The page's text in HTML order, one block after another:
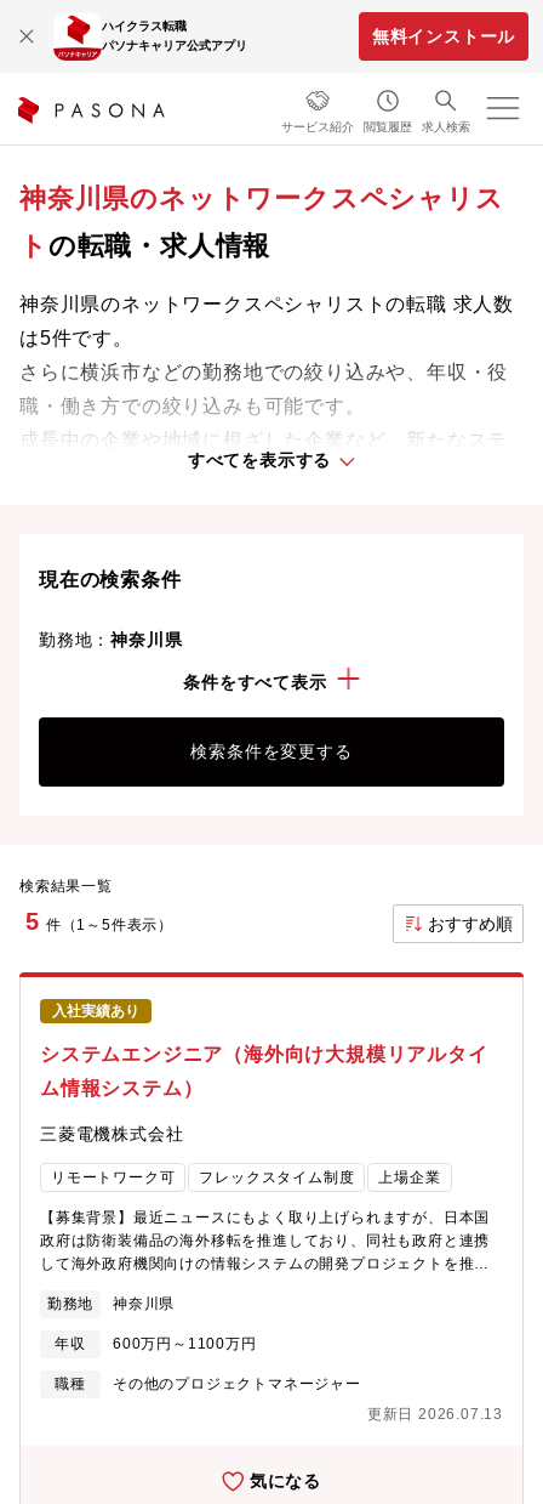
ハイクラス転職
パソナキャリア公式アプリ
無料インストール
サービス紹介 閲覧履歴 求人検索
神奈川県のネットワークスペシャリス
ト の転職・求人情報
神奈川県のネットワークスペシャリストの転職 求人数
は5件です。
さらに横浜市などの勤務地での絞り込みや、年収・役
職・働き方での絞り込みも可能です。
成長中の企業や地域に根ざした企業など、新たなステ
ージで活躍するチャンスを見つけましょう。
すべてを表示する
現在の検索条件
勤務地：神奈川県
ネットワークスペシャリスト
条件をすべて表示
検索条件を変更する
検索結果一覧
5 件（1～5件表示） おすすめ順
入社実績あり
システムエンジニア（海外向け大規模リアルタイ
ム情報システム）
三菱電機株式会社
リモートワーク可 フレックスタイム制度 上場企業
【募集背景】最近ニュースにもよく取り上げられますが、日本国
政府は防衛装備品の海外移転を推進しており、同社も政府と連携
して海外政府機関向けの情報システムの開発プロジェクトを推進
た情報システムの開発の中核を担い、国際的なプロジェクトを一
緒に推進していただけるシステムエンジニアを募集いたします。
【ミッション】海外政府機関向け情報システム開発プロジェクト
において、システムエンジニアとして上流工程からプロジェクト
を踏まえたシステム設計・ソフトウェア設計、試験計画の策定、
ステムの確実な導入・運用開始を実現することがミッションで
す。~補足~・方針設計以降の業務は別組織であるソフトウェア技
勤務地 神奈川県
年収 600万円～1100万円
職種
その他のプロジェクトマネージャー
更新日 2026.07.13
気になる